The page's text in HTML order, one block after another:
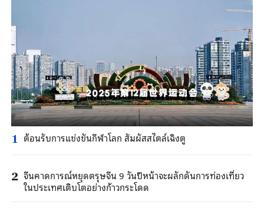
1 ต้อนรับการแข่งขันกีฬาโลก สัมผัสสไตล์เฉิงตู
2 จีนคาดการณ์หยุดตรุษจีน 9 วันปีหน้าจะผลักดันการท่องเที่ยว
ในประเทศเติบโตอย่างก้าวกระโดด